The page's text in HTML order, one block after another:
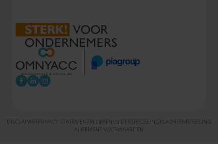
DISCLAIMER PRIVACY STATEMENT KLOKKENLUIDERSREGELING KLACHTENREGELING
ALGEMENE VOORWAARDEN